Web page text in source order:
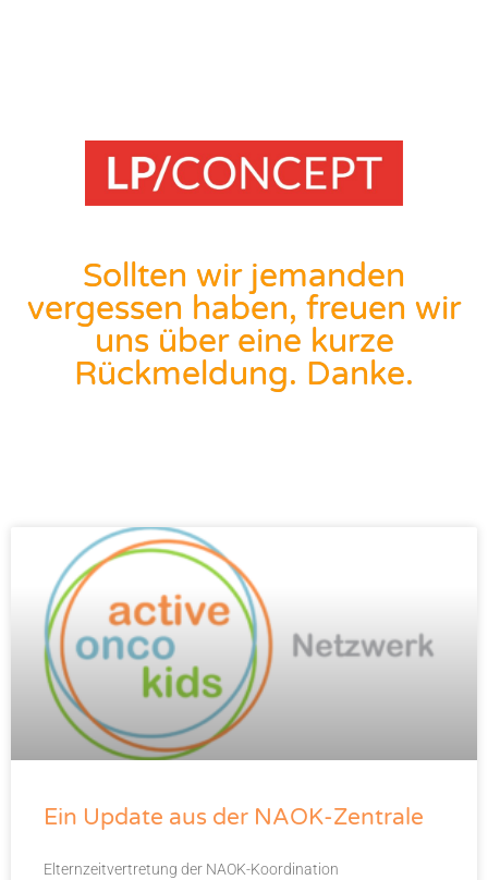
Sollten wir jemanden
vergessen haben, freuen wir
uns über eine kurze
Rückmeldung. Danke.
Ein Update aus der NAOK-Zentrale
Elternzeitvertretung der NAOK-Koordination